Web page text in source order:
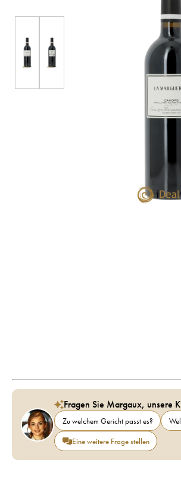
Fragen Sie Margaux, unsere
Zu welchem Gericht passt es?
Eine weitere Frage stellen